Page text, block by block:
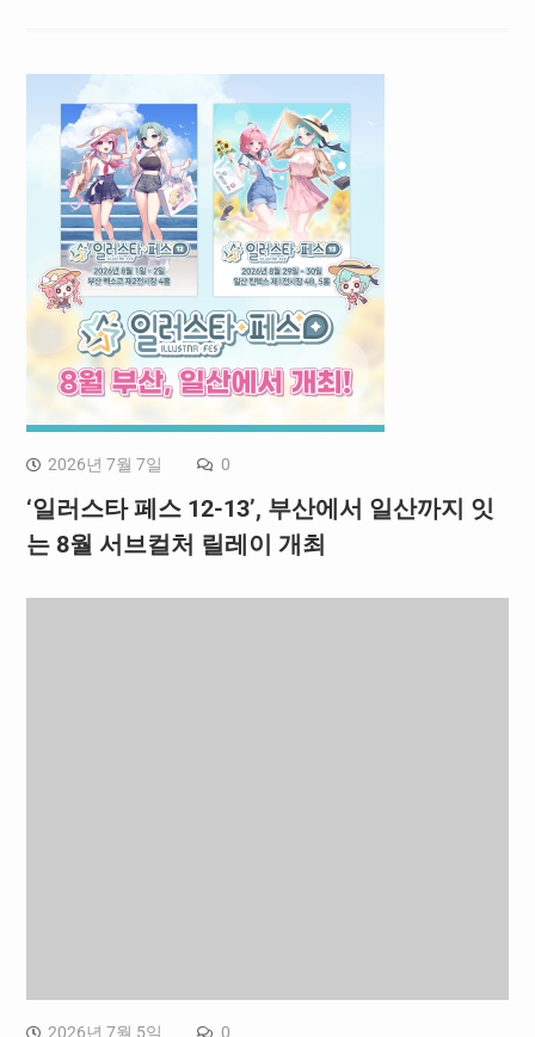
2026년 7월 7일 0
‘일러스타 페스 12-13’, 부산에서 일산까지 잇
는 8월 서브컬처 릴레이 개최
2026년 7월 5일 0